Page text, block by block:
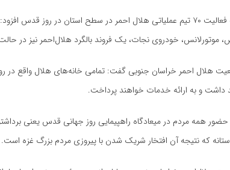
موتورلانس، خودروی نجات، یک فروند بالگرد هلال‌احمر نیز در
هلال احمر خراسان جنوبی گفت: تمامی خانه‌های هلال واقع در
و به ارائه خدمات خواهند پرداخت.
حضور همه مردم در میعادگاه راهپیمایی روز جهانی قدس یعنی
که نتیجه آن افتخار شریک شدن با پیروزی مردم بزرگ غزه است.